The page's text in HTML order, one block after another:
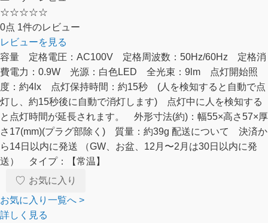
☆☆☆☆☆
0点 1件のレビュー
レビューを見る
容量 定格電圧：AC100V 定格周波数：50Hz/60Hz 定格消
費電力：0.9W 光源：白色LED 全光束：9lm 点灯開始照
度：約4lx 点灯保持時間：約15秒 (人を検知すると自動で点
灯し、約15秒後に自動で消灯します) 点灯中に人を検知する
と点灯時間が延長されます。 外形寸法(約)：幅55×高さ57×厚
さ17(mm)(プラグ部除く) 質量：約39g 配送について 決済か
ら14日以内に発送 （GW、お盆、12月〜2月は30日以内に発
送） タイプ：【常温】
♡ お気に入り
お気に入り一覧へ >
詳しく見る